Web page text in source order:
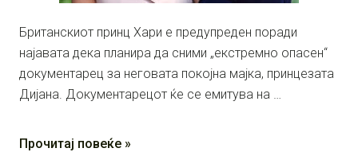
Британскиот принц Хари е предупреден поради
најавата дека планира да сними „екстремно опасен“
документарец за неговата покојна мајка, принцезата
Дијана. Документарецот ќе се емитува на …
Прочитај повеќе »